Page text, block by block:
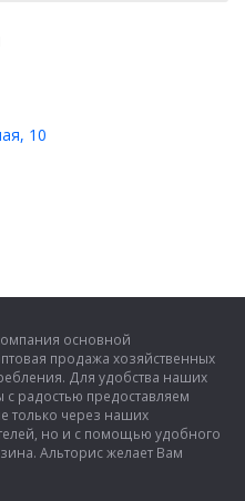
10
основной
продажа хозяйственных
Для удобства наших
радостью предоставляем
только через наших
но и с помощью удобного
Альторис желает Вам